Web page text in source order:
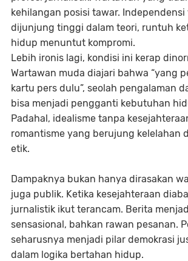
kehilangan posisi tawar. Independensi
dijunjung tinggi dalam teori, runtuh
hidup menuntut kompromi.
Lebih ironis lagi, kondisi ini kerap
Wartawan muda diajari bahwa “yang
kartu pers dulu”, seolah pengalaman
bisa menjadi pengganti kebutuhan
Padahal, idealisme tanpa
romantisme yang berujung kelelahan
etik.
Dampaknya bukan hanya dirasakan
juga publik. Ketika kesejahteraan
jurnalistik ikut terancam. Berita
sensasional, bahkan rawan pesanan.
seharusnya menjadi pilar demokrasi
dalam logika bertahan hidup.